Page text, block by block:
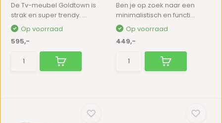
De Tv-meubel Goldtown is
strak en super trendy. ...
Op voorraad
595,-
Ben je op zoek naar een
minimalistisch en functi...
Op voorraad
449,-